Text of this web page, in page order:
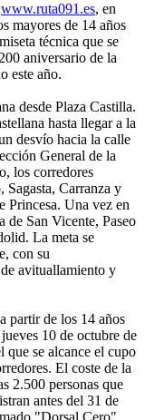
www.ruta091.es, en
mayores de 14 años
técnica que se
aniversario de la
este año.
desde Plaza Castilla.
hasta llegar a la
desvío hacia la calle
General de la
los corredores
Sagasta, Carranza y
Princesa. Una vez en
de San Vicente, Paseo
La meta se
con su
avituallamiento y
partir de los 14 años
10 de octubre de
que se alcance el cupo
El coste de la
2.500 personas que
antes del 31 de